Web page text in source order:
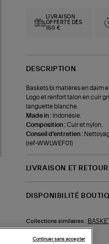
LIVRAISON
OFFERTE DÈS
150 €
DESCRIPTION
Baskets bi matières en daim
Logo et renfort talon en cuir
languette blanche.
Made in : Indonésie.
Composition :Cuir et nylon.
Conseil d'entretien :
(ref-WWLWEF01)
LIVRAISON ET RETOUR
DISPONIBILITÉ
Collections similaires :
Continuer sans accepter